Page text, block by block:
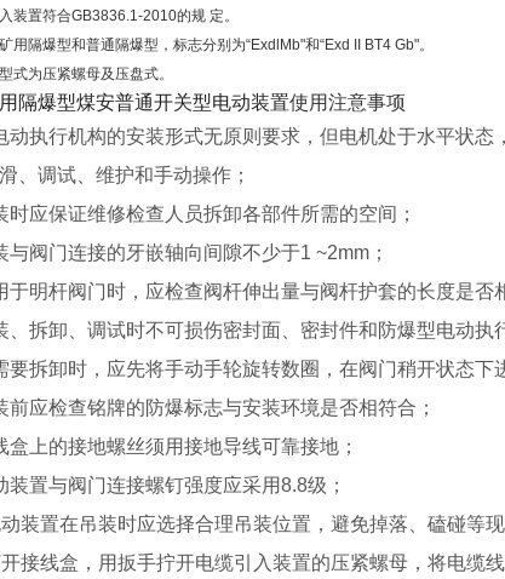
装置符合GB3836.1-2010的规 定。
用隔爆型和普通隔爆型，标志分别为“ExdlMb"和“Exd II BT4 Gb"。
式为压紧螺母及压盘式。
隔爆型煤安普通开关型电动装置使用注意事项
动执行机构的安装形式无原则要求，但电机处于水平状
、调试、维护和手动操作；
时应保证维修检查人员拆卸各部件所需的空间；
与阀门连接的牙嵌轴向间隙不少于1 ~2mm；
于明杆阀门时，应检查阀杆伸出量与阀杆护套的长度是否
、拆卸、调试时不可损伤密封面、密封件和防爆型电动执
要拆卸时，应先将手动手轮旋转数圈，在阀门稍开状态下
前应检查铭牌的防爆标志与安装环境是否相符合；
盒上的接地螺丝须用接地导线可靠接地；
装置与阀门连接螺钉强度应采用8.8级；
装置在吊装时应选择合理吊装位置，避免掉落、磕碰等现
接线盒，用扳手拧开电缆引入装置的压紧螺母，将电缆